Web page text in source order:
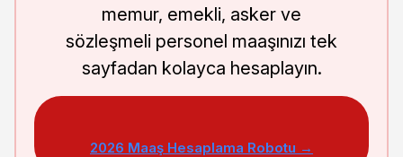
memur, emekli, asker ve
sözleşmeli personel maaşınızı tek
sayfadan kolayca hesaplayın.
2026 Maaş Hesaplama Robotu →